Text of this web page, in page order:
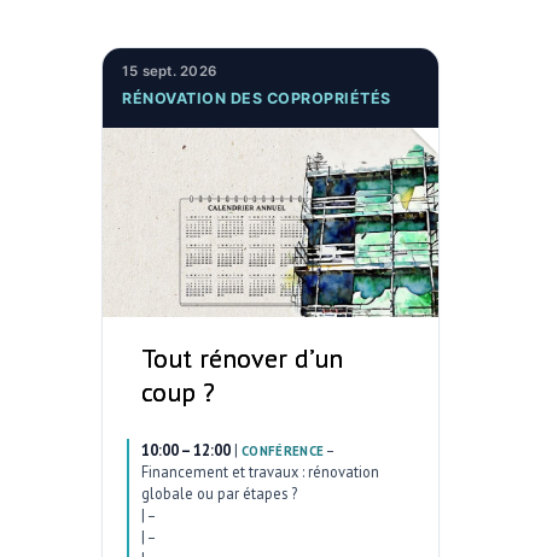
15 sept. 2026
RÉNOVATION DES COPROPRIÉTÉS
Tout rénover d’un
coup ?
10:00 – 12:00 | CONFÉRENCE –
Financement et travaux : rénovation
globale ou par étapes ?
| –
| –